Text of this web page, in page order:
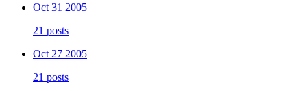
Oct 31 2005
21 posts
Oct 27 2005
21 posts